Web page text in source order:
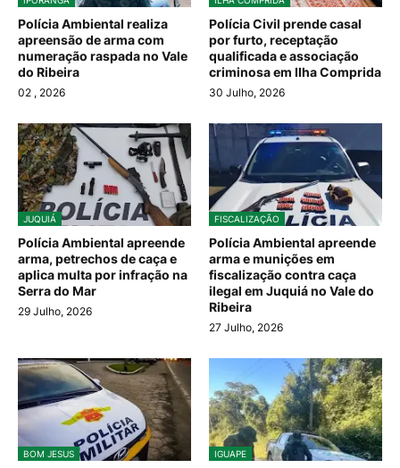
Polícia Ambiental realiza
apreensão de arma com
numeração raspada no Vale
do Ribeira
02 , 2026
Polícia Civil prende casal
por furto, receptação
qualificada e associação
criminosa em Ilha Comprida
30 Julho, 2026
JUQUIÁ
Polícia Ambiental apreende
arma, petrechos de caça e
aplica multa por infração na
Serra do Mar
29 Julho, 2026
FISCALIZAÇÃO
Polícia Ambiental apreende
arma e munições em
fiscalização contra caça
ilegal em Juquiá no Vale do
Ribeira
27 Julho, 2026
BOM JESUS IGUAPE